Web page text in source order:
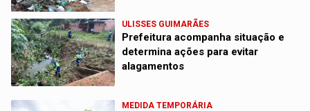
ULISSES GUIMARÃES
Prefeitura acompanha situação e
determina ações para evitar
alagamentos
MEDIDA TEMPORÁRIA